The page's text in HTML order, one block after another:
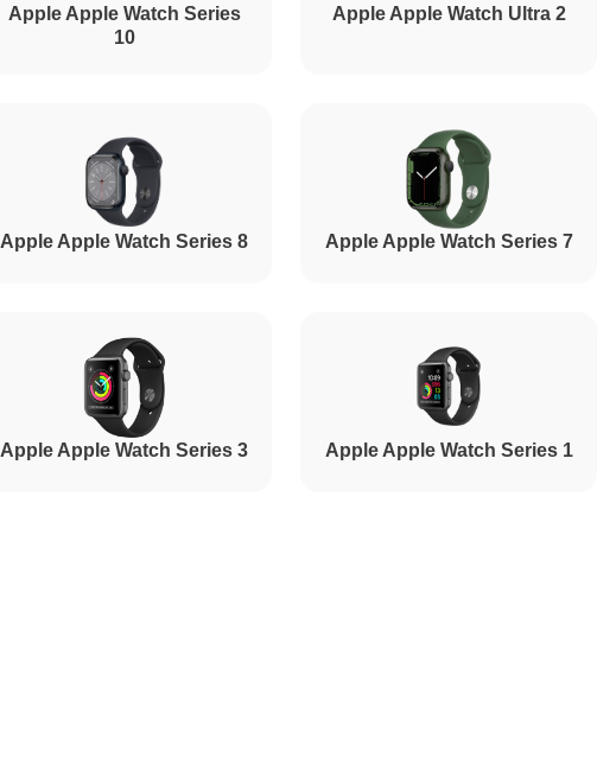
2000
Apple Apple Watch Series
10
Apple Apple Watch Ultra 2
Apple Apple Watch Series 8 Apple Apple Watch Series 7
Apple Apple Watch Series 3 Apple Apple Watch Series 1